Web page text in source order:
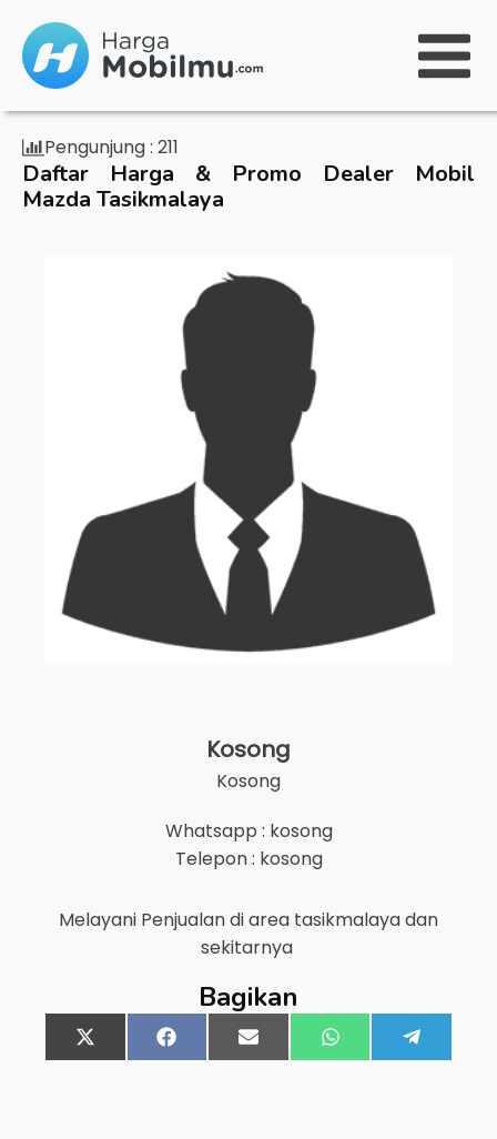
Pengunjung : 211
Daftar Harga & Promo Dealer Mobil
Mazda Tasikmalaya
Kosong
Kosong
Whatsapp : kosong
Telepon : kosong
Melayani Penjualan di area tasikmalayadan
sekitarnya
Bagikan
Share
on
X
(Twitter)
Share
on
FacebookShare
on
Email Share
on
WhatsApp
on